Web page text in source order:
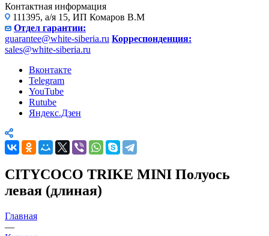
Контактная информация
111395, а/я 15, ИП Комаров В.М
Отдел гарантии:
guarantee@white-siberia.ru Корреспонденция:
sales@white-siberia.ru
Вконтакте
Telegram
YouTube
Rutube
Яндекс.Дзен
CITYCOCO TRIKE MINI Полуось
левая (длиная)
Главная
—